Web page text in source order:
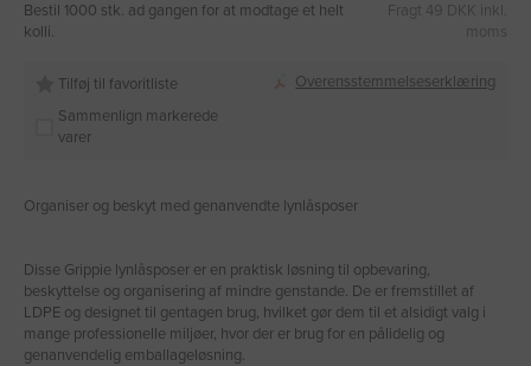
Bestil 1000 stk. ad gangen for at modtage et helt
kolli.
Fragt 49 DKK inkl.
moms
Tilføj til favoritliste
Sammenlign markerede
varer
Overensstemmelseserklæring
Organiser og beskyt med genanvendte lynlåsposer
Disse Grippie lynlåsposer er en praktisk løsning til opbevaring,
beskyttelse og organisering af mindre genstande. De er fremstillet af
LDPE og designet til gentagen brug, hvilket gør dem til et alsidigt valg i
mange professionelle miljøer, hvor der er brug for en pålidelig og
genanvendelig emballageløsning.